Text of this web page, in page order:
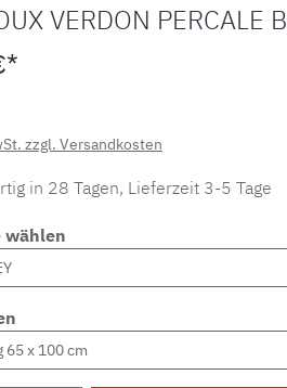
VERDON PERCALE
zzgl. Versandkosten
in 28 Tagen, Lieferzeit 3-5 Tage
wählen